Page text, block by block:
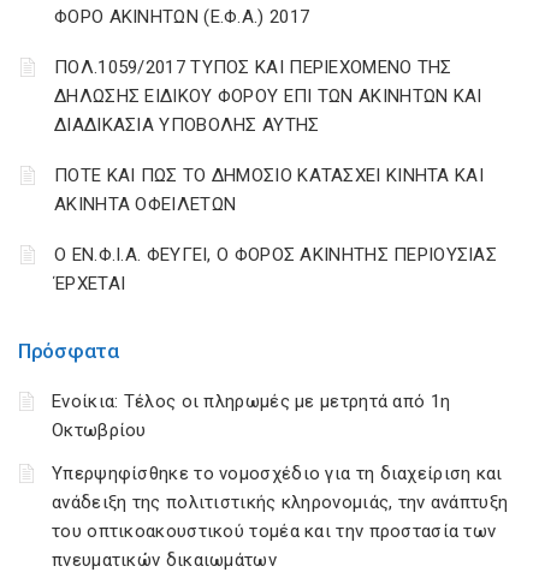
Πρόσφατα
Ενοίκια: Τέλος οι πληρωμές με μετρητά από 1η
Οκτωβρίου
Υπερψηφίσθηκε το νομοσχέδιο για τη διαχείριση και
ανάδειξη της πολιτιστικής κληρονομιάς, την ανάπτυξη
του οπτικοακουστικού τομέα και την προστασία των
πνευματικών δικαιωμάτων
ΦΟΡΟ ΑΚΙΝΗΤΩΝ (Ε.Φ.Α.) 2017
ΠΟΛ.1059/2017 ΤΥΠΟΣ ΚΑΙ ΠΕΡΙΕΧΟΜΕΝΟ ΤΗΣ
ΔΗΛΩΣΗΣ ΕΙΔΙΚΟΥ ΦΟΡΟΥ ΕΠΙ ΤΩΝ ΑΚΙΝΗΤΩΝ ΚΑΙ
ΔΙΑΔΙΚΑΣΙΑ ΥΠΟΒΟΛΗΣ ΑΥΤΗΣ
ΠΟΤΕ ΚΑΙ ΠΩΣ ΤΟ ΔΗΜΟΣΙΟ ΚΑΤΑΣΧΕΙ ΚΙΝΗΤΑ ΚΑΙ
ΑΚΙΝΗΤΑ ΟΦΕΙΛΕΤΩΝ
Ο ΕΝ.Φ.Ι.Α. ΦΕΥΓΕΙ, Ο ΦΟΡΟΣ ΑΚΙΝΗΤΗΣ ΠΕΡΙΟΥΣΙΑΣ
ΈΡΧΕΤΑΙ